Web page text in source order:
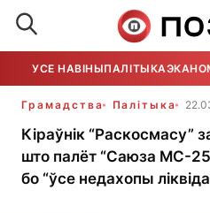
УСЕ НАВІНЫПАЛІТЫКА
Грамадства Палітыка
Кіраўнік “Раскосмасу”
што палёт “Саюза МС-
бо “ўсе недахопы